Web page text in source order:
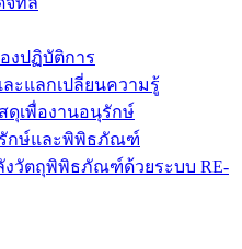
งปฏิบัติการ
ะแลกเปลี่ยนความรู้
ดุเพื่องานอนุรักษ์
กษ์และพิพิธภัณฑ์
วัตถุพิพิธภัณฑ์ด้วยระบบ RE-